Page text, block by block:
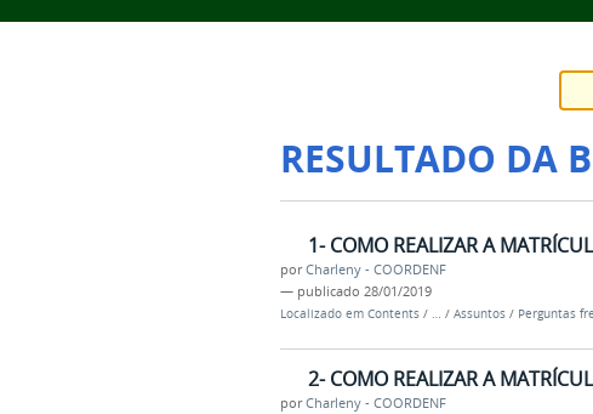
RESULTADO DA
1- COMO REALIZAR A
porCharleny - COORDENF
— publicado 28/01/2019
Localizado em Contents / … / Assuntos / Perguntas
2- COMO REALIZAR A
porCharleny - COORDENF